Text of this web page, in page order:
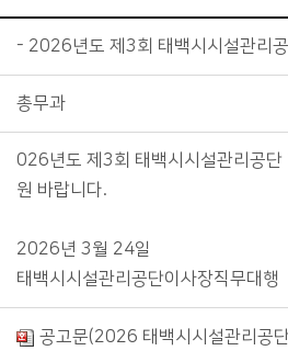
- 2026년도 제3회 태백시시설관리
총무과
026년도 제3회 태백시시설관리공단
원 바랍니다.
2026년 3월 24일
태백시시설관리공단이사장직무대행
공고문(2026 태백시시설관리공